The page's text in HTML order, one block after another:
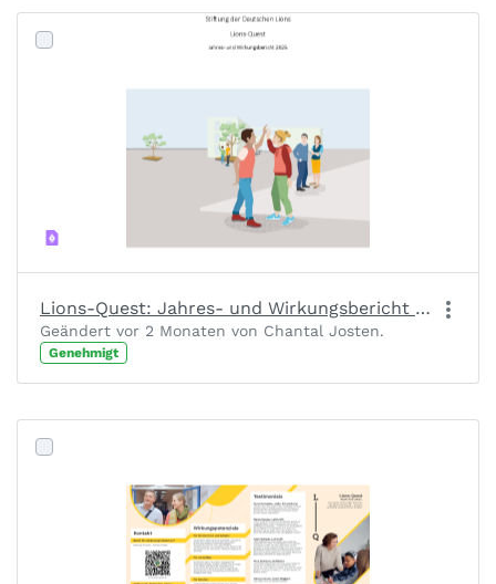
Lions-Quest: Jahres- und Wirkungsbericht 2025
Geändert vor 2 Monaten von Chantal Josten.
Genehmigt